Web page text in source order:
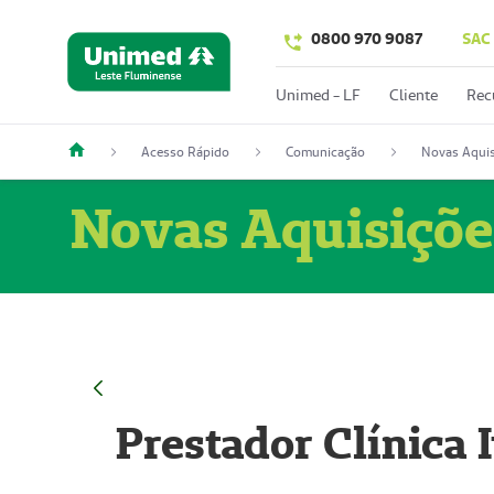
0800 970 9087 SAC
Unimed - LF Cliente
Acesso Rápido Comunicação Novas
Novas
Prestador Clínica